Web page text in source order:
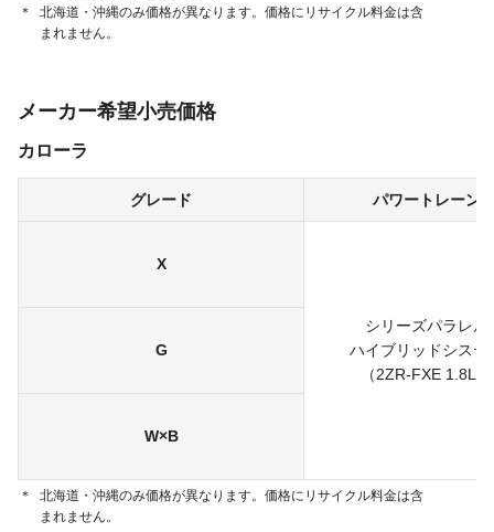
＊
北海道・沖縄のみ価格が異なります。価格にリサイクル料金は含
まれません。
メーカー希望小売価格
カローラ
グレード パワートレーン
X
シリーズパラレル
ハイブリッドシステ
（2ZR-FXE 1.8L）
G
W×B
＊
北海道・沖縄のみ価格が異なります。価格にリサイクル料金は含
まれません。